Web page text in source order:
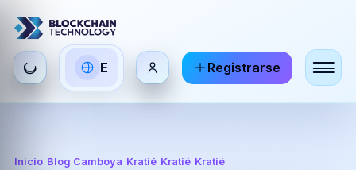
Seleccionar
idioma
E
ES
Español English
FR
Français
HI DE
Registrarse
Inicio/ Blog Camboya Kratié/ Kratié/ Kratié